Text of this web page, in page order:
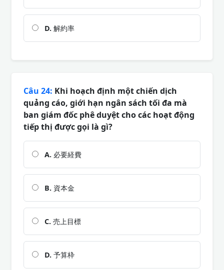
D. 解約率
Câu 24: Khi hoạch định một chiến dịch
quảng cáo, giới hạn ngân sách tối đa mà
ban giám đốc phê duyệt cho các hoạt động
tiếp thị được gọi là gì?
A. 必要経費
B. 資本金
C. 売上目標
D. 予算枠